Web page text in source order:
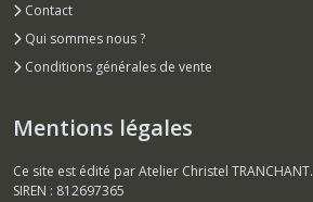
Contact
Qui sommes nous ?
Conditions générales de vente
Mentions légales
Ce site est édité par Atelier Christel TRANCHANT.
SIREN : 812697365